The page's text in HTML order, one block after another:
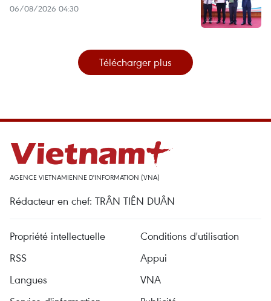
06/08/2026 04:30
Télécharger plus
AGENCE VIETNAMIENNE D'INFORMATION (VNA)
Rédacteur en chef: TRÂN TIÊN DUÂN
Propriété intellectuelle
Conditions d'utilisation
RSS
Appui
Langues
VNA